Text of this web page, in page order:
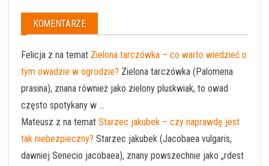
KOMENTARZE
Felicja z na temat Zielona tarczówka – co warto wiedzieć o
tym owadzie w ogrodzie? Zielona tarczówka (Palomena
prasina), znana również jako zielony pluskwiak, to owad
często spotykany w ...
Mateusz z na temat Starzec jakubek – czy naprawdę jest
tak niebezpieczny? Starzec jakubek (Jacobaea vulgaris,
dawniej Senecio jacobaea), znany powszechnie jako „rdest